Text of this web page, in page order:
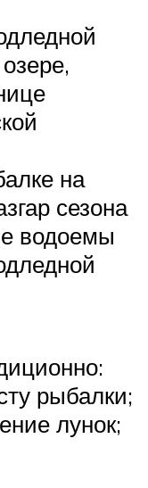
на
сезона
водоемы
рыбалки;
лунок;